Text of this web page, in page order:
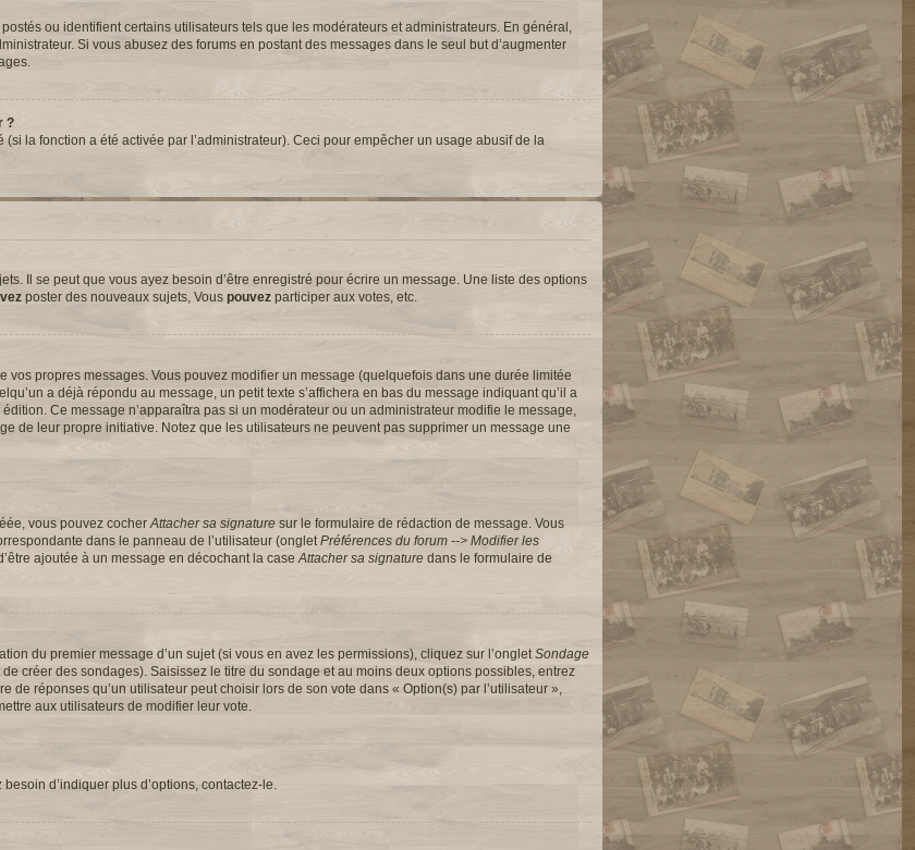
ou identifient certains utilisateurs tels que les modérateurs et administrateurs. En général,
Si vous abusez des forums en postant des messages dans le seul but d’augmenter
?
la fonction a été activée par l’administrateur). Ceci pour empêcher un usage abusif de la
Il se peut que vous ayez besoin d’être enregistré pour écrire un message. Une liste des options
poster des nouveaux sujets, Vous pouvez participer aux votes, etc.
propres messages. Vous pouvez modifier un message (quelquefois dans une durée limitée
a déjà répondu au message, un petit texte s’affichera en bas du message indiquant qu’il a
Ce message n’apparaîtra pas si un modérateur ou un administrateur modifie le message,
de leur propre initiative. Notez que les utilisateurs ne peuvent pas supprimer un message une
vous pouvez cocher Attacher sa signature sur le formulaire de rédaction de message. Vous
dans le panneau de l’utilisateur (onglet Préférences du forum --> Modifier les
ajoutée à un message en décochant la case Attacher sa signature dans le formulaire de
du premier message d’un sujet (si vous en avez les permissions), cliquez sur l’onglet Sondage
créer des sondages). Saisissez le titre du sondage et au moins deux options possibles, entrez
réponses qu’un utilisateur peut choisir lors de son vote dans « Option(s) par l’utilisateur »,
aux utilisateurs de modifier leur vote.
d’indiquer plus d’options, contactez-le.